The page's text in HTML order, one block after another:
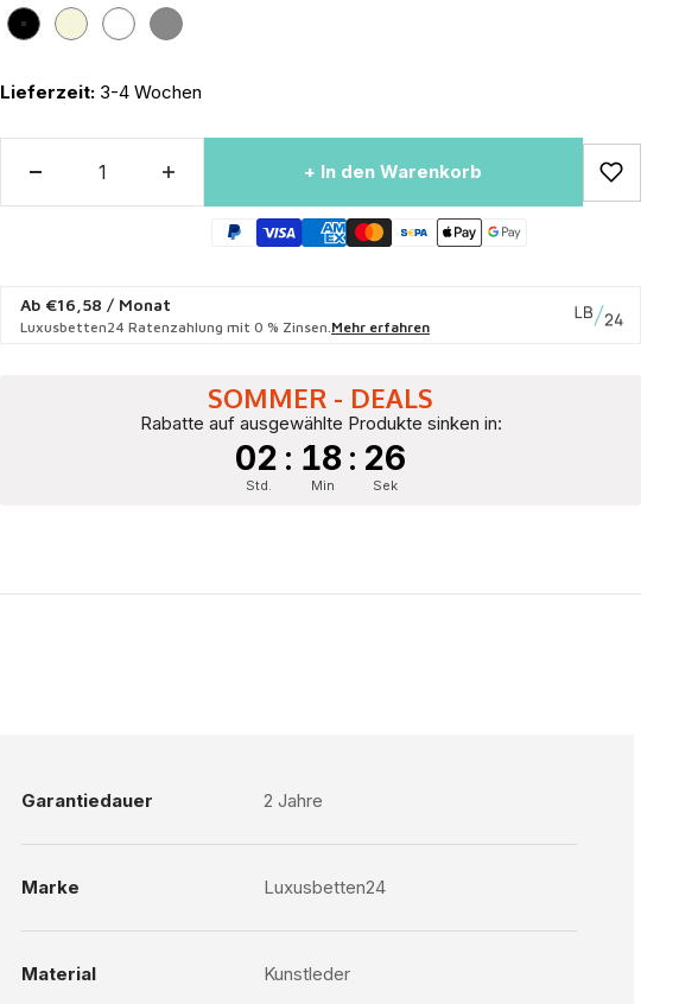
SchwarzBeigeWeiß Grau
Lieferzeit: 3-4 Wochen
+ In den Warenkorb
Ab €16,58 / Monat
Luxusbetten24 Ratenzahlung mit 0 % Zinsen.Mehr erfahren
SOMMER - DEALS
Rabatte auf ausgewählte Produkte sinken in:
02 : 18 : 25
Std. Min Sek
Garantiedauer 2 Jahre
Marke Luxusbetten24
Material Kunstleder